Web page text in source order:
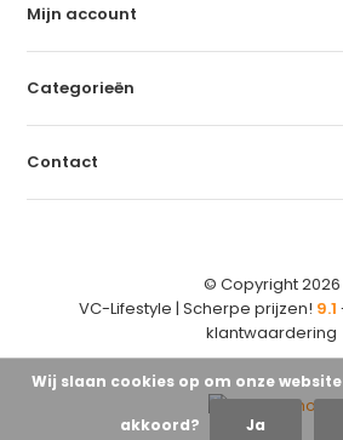
Mijn account
Categorieën
Contact
© Copyright 2026
VC-Lifestyle | Scherpe prijzen! 9.1
klantwaardering
Wij slaan cookies op om onze
akkoord? Ja